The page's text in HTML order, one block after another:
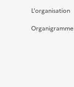
L'organisation
Organigramme